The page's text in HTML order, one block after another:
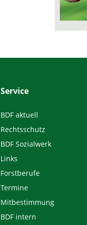
Service
BDF aktuell
Rechtsschutz
BDF Sozialwerk
Links
Forstberufe
Termine
Mitbestimmung
BDF intern